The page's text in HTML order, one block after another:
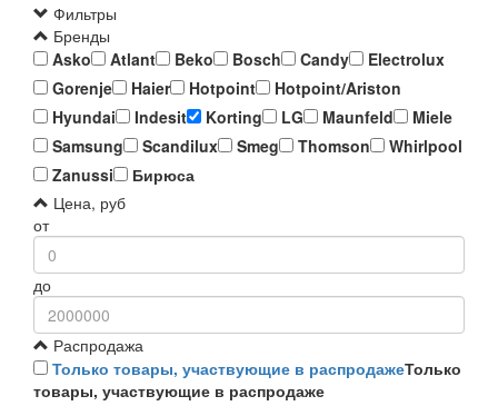
Фильтры
Бренды
Asko
Atlant Beko Bosch Candy
Electrolux
Gorenje
Haier Hotpoint
Hotpoint/Ariston
Hyundai
Indesit Korting LG Maunfeld
Miele
Samsung
Scandilux Smeg Thomson
Whirlpool
Zanussi
Бирюса
Цена, руб
от
до
Распродажа
Только товары, участвующие в распродажеТолько
товары, участвующие в распродаже